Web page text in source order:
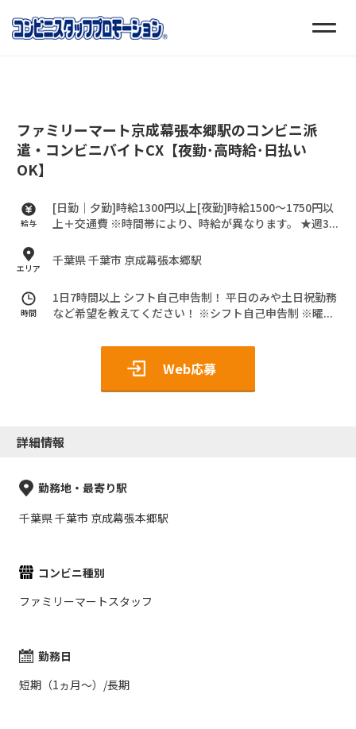
ファミリーマート京成幕張本郷駅のコンビニ派
遣・コンビニバイトCX【夜勤･高時給･日払い
OK】
給与
[日勤｜夕勤]時給1300円以上[夜勤]時給1500～1750円以
上＋交通費 ※時間帯により、時給が異なります。 ★週3...
エリア 千葉県 千葉市 京成幕張本郷駅
時間
1日7時間以上 シフト自己申告制！ 平日のみや土日祝勤務
など希望を教えてください！ ※シフト自己申告制 ※曜...
Web応募
詳細情報
勤務地・最寄り駅
千葉県 千葉市 京成幕張本郷駅
コンビニ種別
ファミリーマートスタッフ
勤務日
短期（1ヵ月～）/長期